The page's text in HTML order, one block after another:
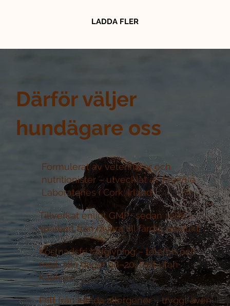
Därför väljer
hundägare oss
Formulerat av veterinärer och
nutritionister –utvecklat av Mervue
Laboratories i Cork, Irland
Tillverkat enligt GMP+ sedan 1986 –
spårbart från råvara till färdig produkt
Kostnadsfri rådgivning –telefon och
mejl, alla dagar 08–20, helt utan
köpkrav
Fritt från kända allergener –tryggt även
LADDA FLER